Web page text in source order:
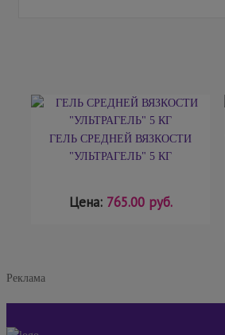
ГЕЛЬ СРЕДНЕЙ ВЯЗКОСТИ
"УЛЬТРАГЕЛЬ" 5 КГ
Цена: 765.00 руб.
Реклама